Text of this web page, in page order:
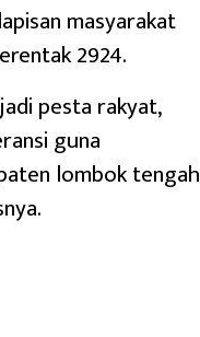
masyarakat
2924.
pesta rakyat,
guna
lombok tengah